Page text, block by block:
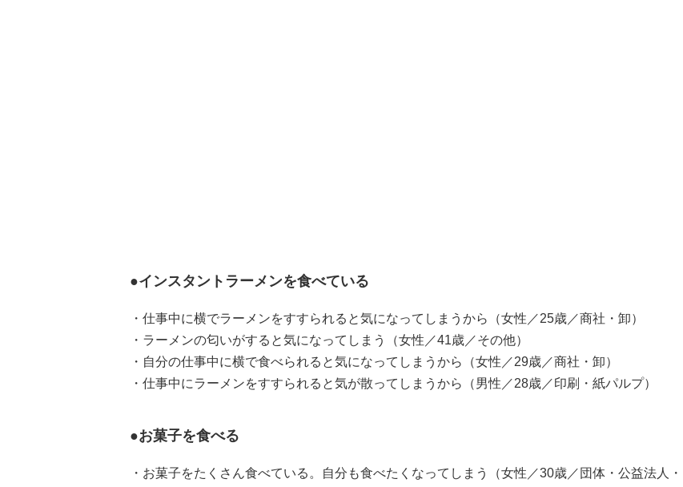
●インスタントラーメンを食べている
・仕事中に横でラーメンをすすられると気になってしまうから（女性／25歳／商社・卸）
・ラーメンの匂いがすると気になってしまう（女性／41歳／その他）
・自分の仕事中に横で食べられると気になってしまうから（女性／29歳／商社・卸）
・仕事中にラーメンをすすられると気が散ってしまうから（男性／28歳／印刷・紙パルプ）
●お菓子を食べる
・お菓子をたくさん食べている。自分も食べたくなってしまう（女性／30歳／団体・公益法人・